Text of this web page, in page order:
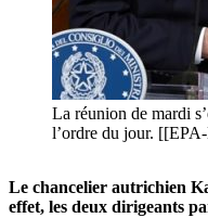
La réunion de mardi
l’ordre du jour.
Le chancelier autrichien
effet, les deux dirigeants